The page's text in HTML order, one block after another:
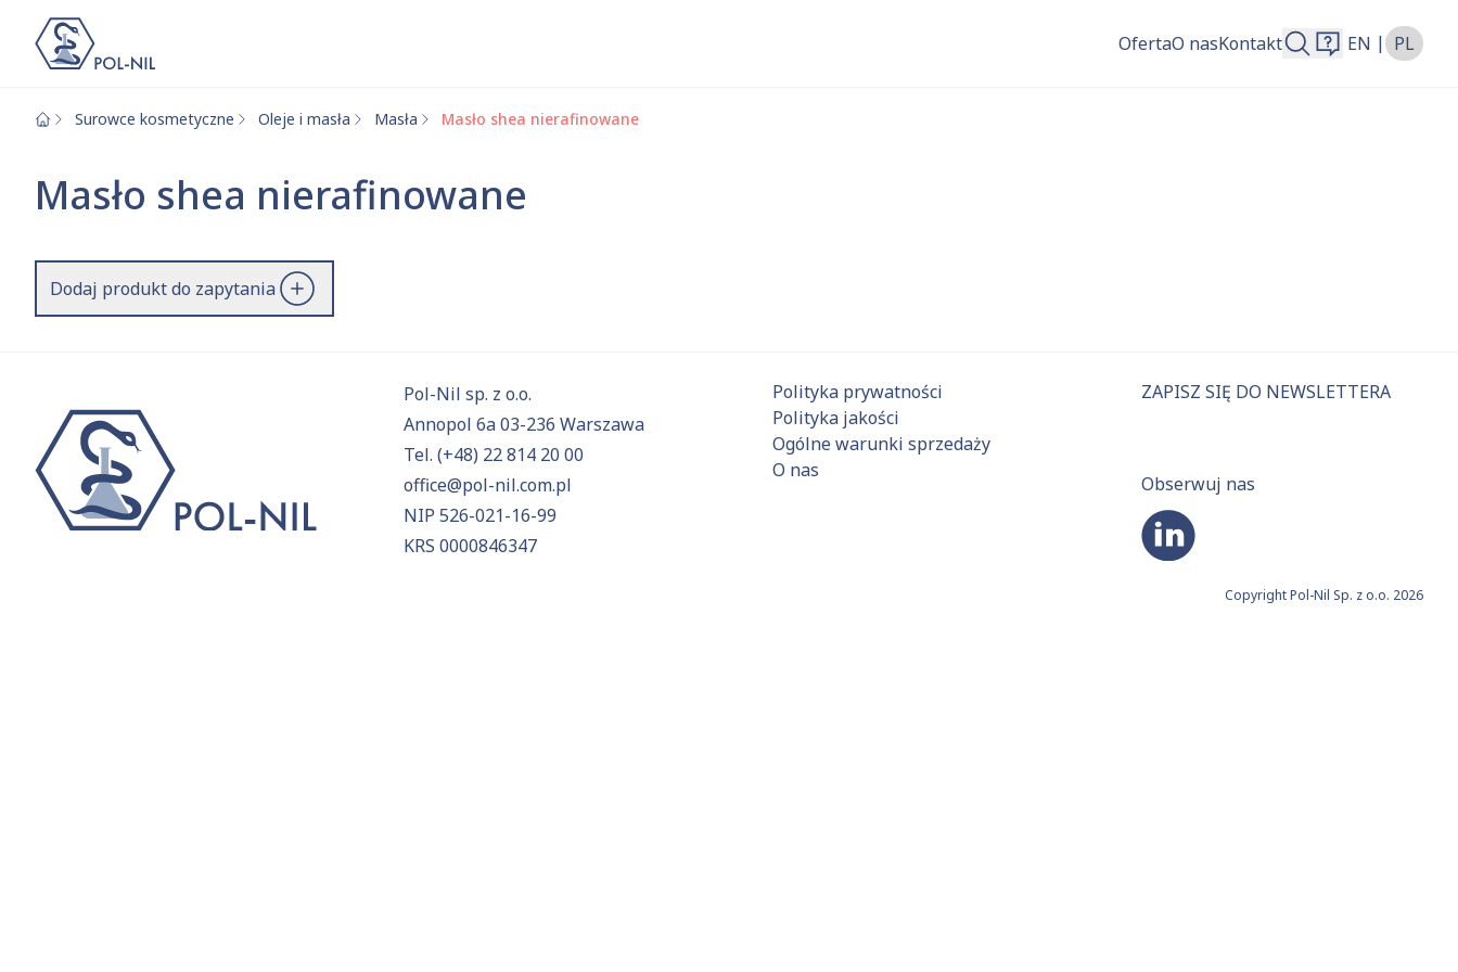
OfertaO nasKontakt EN | PL
Surowce kosmetyczne Oleje i masła Masła Masło shea nierafinowane
Masło shea nierafinowane
Dodaj produkt do zapytania
Pol-Nil sp. z o.o.
Annopol 6a 03-236 Warszawa
Tel. (+48) 22 814 20 00
office@pol-nil.com.pl
NIP 526-021-16-99
KRS 0000846347
Polityka prywatności
Polityka jakości
Ogólne warunki sprzedaży
O nas
ZAPISZ SIĘ DO NEWSLETTERA
Obserwuj nas
Copyright Pol-Nil Sp. z o.o. 2026